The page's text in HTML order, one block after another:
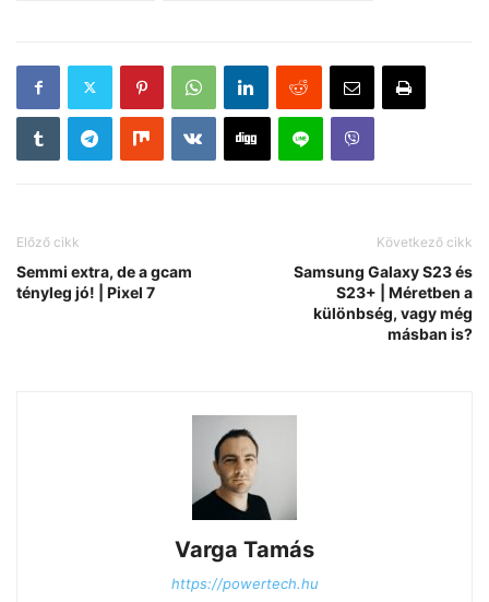
Előző cikk
Semmi extra, de a gcam
tényleg jó! | Pixel 7
Következő cikk
Samsung Galaxy S23 és
S23+ | Méretben a
különbség, vagy még
másban is?
Varga Tamás
https://powertech.hu